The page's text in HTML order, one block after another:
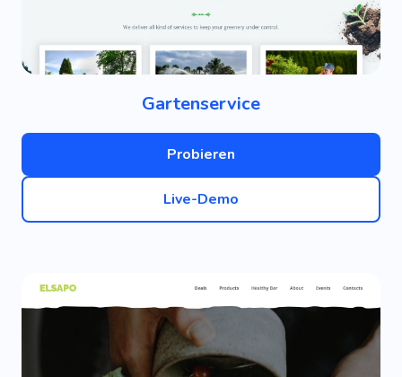
Gartenservice
Probieren
Live-Demo